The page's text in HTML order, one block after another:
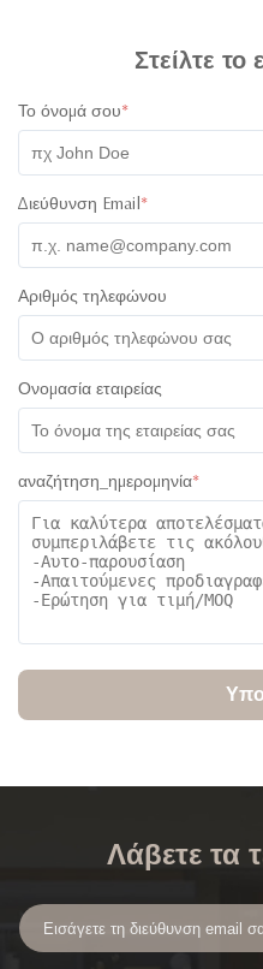
Στείλτε
Το όνομά σου*
Διεύθυνση Email*
Αριθμός τηλεφώνου
Ονομασία εταιρείας
αναζήτηση_ημερομηνία*
Λάβετε τα